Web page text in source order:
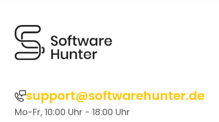
support@softwarehunter.de
Mo-Fr, 10:00 Uhr - 18:00 Uhr